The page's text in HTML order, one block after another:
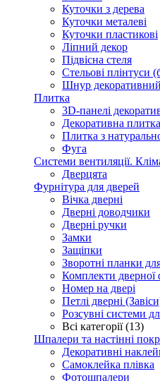
Куточки з дерева
Куточки металеві
Куточки пластикові
Ліпний декор
Підвісна стеля
Стельові плінтуси
Шнур декоративний
Плитка
3D-панелі
Декоративна плитка
Плитка з
Фуга
Системи вентиляції.
Дверцята
Фурнітура для дверей
Вічка дверні
Дверні доводчики
Дверні ручки
Замки
Защіпки
Зворотні планки
Комплекти дверної
Номер на двері
Петлі дверні
Розсувні системи
Всі категорії (13)
Шпалери та настінні
Декоративні
Самоклейка плівка
Фотошпалери